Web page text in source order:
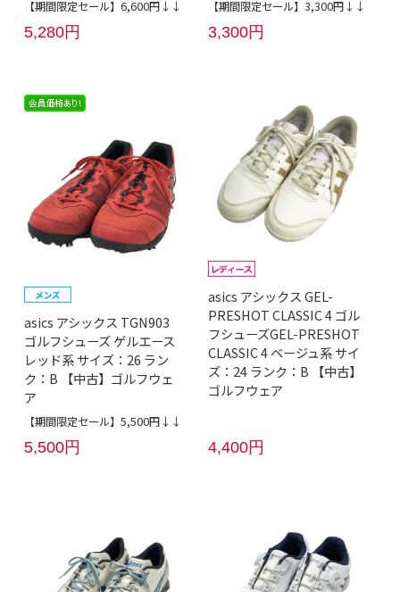
【期間限定セール】6,600円↓↓
5,280円
【期間限定セール】3,300円↓↓
3,300円
asics アシックス TGN903
ゴルフシューズ ゲルエース
レッド系 サイズ：26 ラン
ク：B 【中古】ゴルフウェ
ア
【期間限定セール】5,500円↓↓
5,500円
asics アシックス GEL-
PRESHOT CLASSIC 4 ゴル
フシューズGEL-PRESHOT
CLASSIC 4 ベージュ系 サイ
ズ：24 ランク：B 【中古】
ゴルフウェア
4,400円